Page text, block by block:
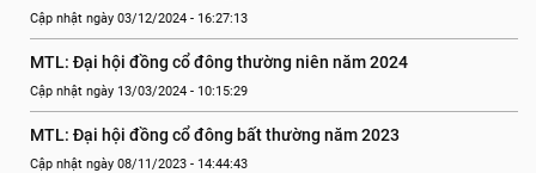
Cập nhật ngày 03/12/2024 - 16:27:13
MTL: Đại hội đồng cổ đông thường niên năm 2024
Cập nhật ngày 13/03/2024 - 10:15:29
MTL: Đại hội đồng cổ đông bất thường năm 2023
Cập nhật ngày 08/11/2023 - 14:44:43